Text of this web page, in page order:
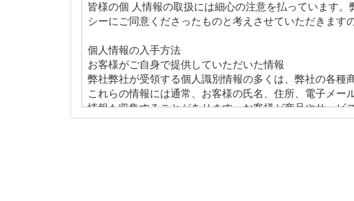
皆様の個 人情報の取扱には細心の注意を払っています
シーにご同意くださったものと考えさせていただきます
個人情報の入手方法
お客様がご自身で提供していただいた情報
弊社弊社が受領する個人識別情報の多くは、弊社の各種
これらの情報には通常、お客様の氏名、住所、電子メ
情報も収集することがあります。お客様が商品やサー
直接、各カード会社に、照会されます）、注文又は購
弊社はお客様にとってより使いやすいサービスを提供